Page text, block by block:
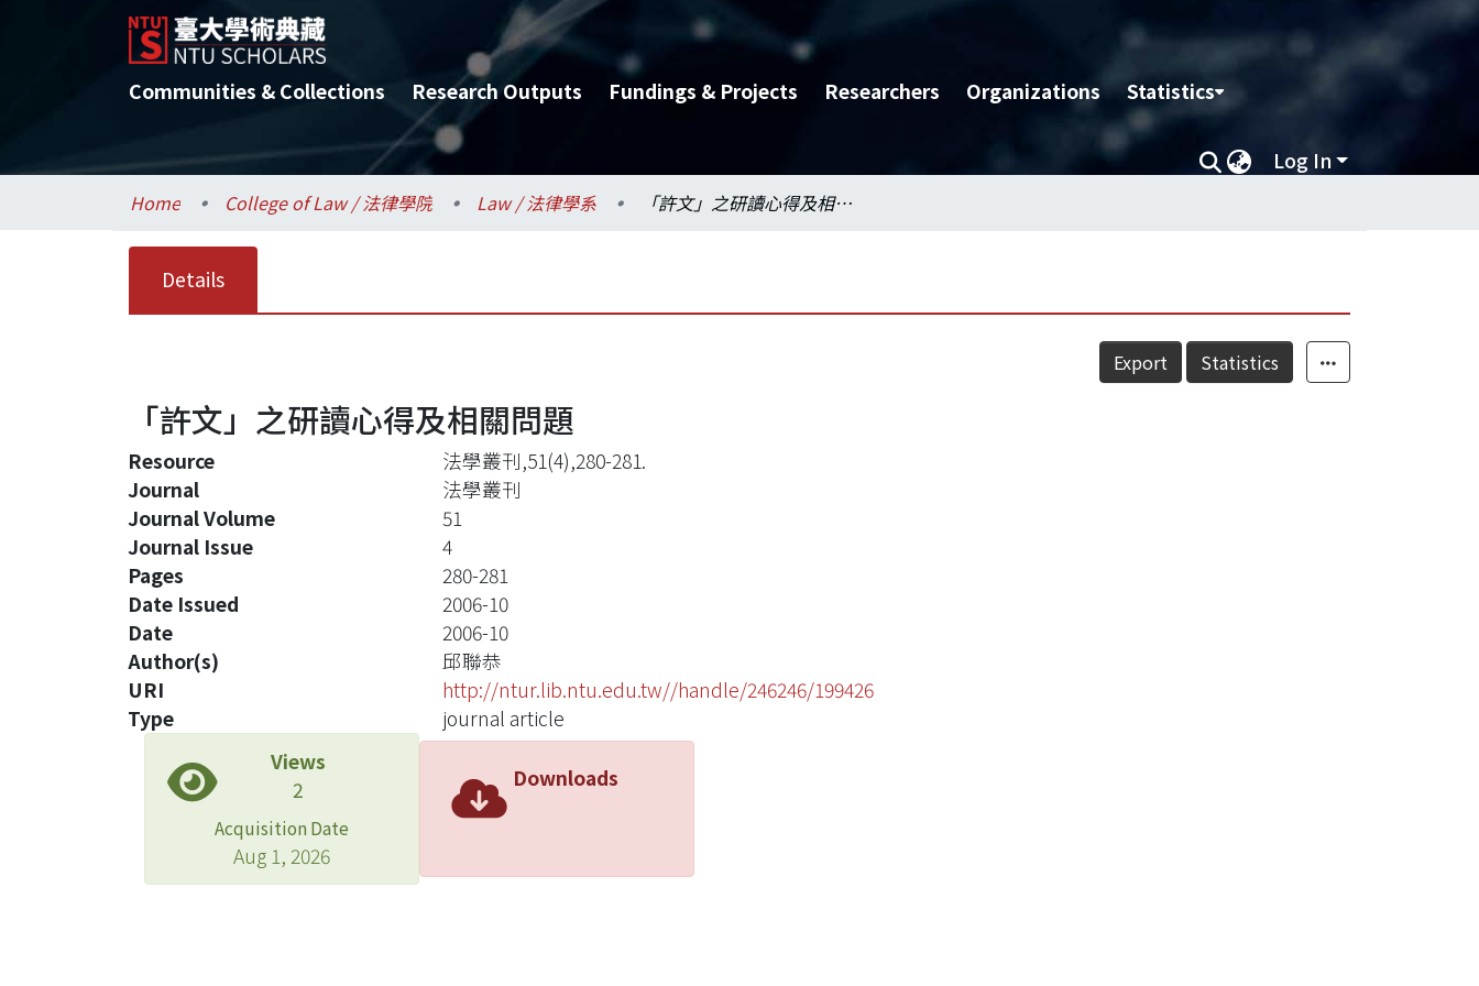
Communities & Collections Research Outputs Fundings & Projects Researchers Organizations Statistics
Log In
Home College of Law / 法律學院 Law / 法律學系 「許文」之研讀心得及相關問題
Details
Export Statistics
「許文」之研讀心得及相關問題
Resource
法學叢刊,51(4),280-281.
Journal
法學叢刊
Journal Volume
51
Journal Issue
4
Pages
280-281
Date Issued
2006-10
Date
2006-10
Author(s)
邱聯恭
URI
http://ntur.lib.ntu.edu.tw//handle/246246/199426
Type
journal article
Views
2
Acquisition Date
Aug 1, 2026
Downloads